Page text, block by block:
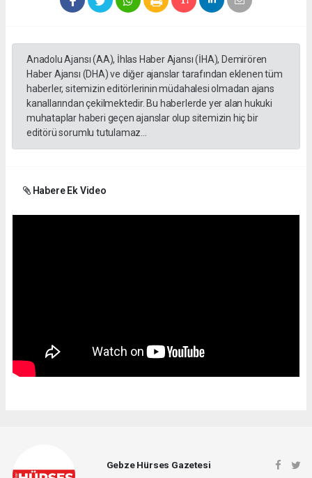
Anadolu Ajansı (AA), İhlas Haber Ajansı (İHA), Demirören
Haber Ajansı (DHA) ve diğer ajanslar tarafından eklenen tüm
haberler, sitemizin editörlerinin müdahalesi olmadan ajans
kanallarından çekilmektedir. Bu haberlerde yer alan hukuki
muhataplar haberi geçen ajanslar olup sitemizin hiç bir
editörü sorumlu tutulamaz...
Habere Ek Video
Gebze Hürses Gazetesi